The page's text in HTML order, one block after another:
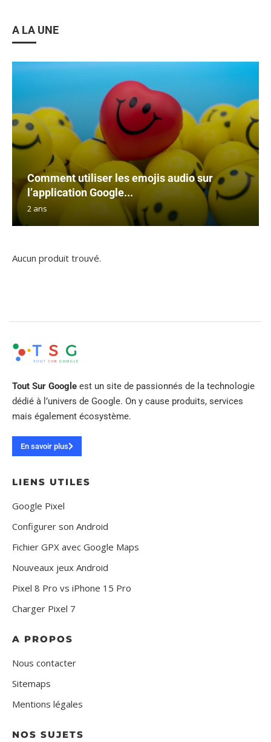
A LA UNE
Comment utiliser les emojis audio sur
l’application Google...
2 ans
Aucun produit trouvé.
Tout Sur Google est un site de passionnés de la technologie
dédié à l’univers de Google. On y cause produits, services
mais également écosystème.
En savoir plus
LIENS UTILES
Google Pixel
Configurer son Android
Fichier GPX avec Google Maps
Nouveaux jeux Android
Pixel 8 Pro vs iPhone 15 Pro
Charger Pixel 7
A PROPOS
Nous contacter
Sitemaps
Mentions légales
NOS SUJETS